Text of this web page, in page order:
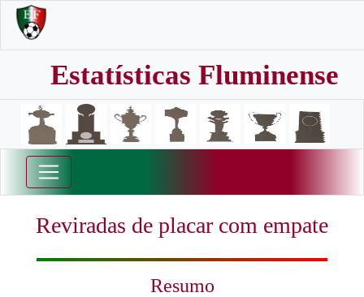
Estatísticas Fluminense
Reviradas de placar com empate
Resumo